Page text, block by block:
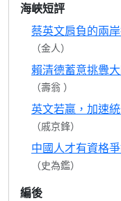
海峽短評
蔡英文肩負的兩
（金人）
賴清德蓄意挑釁
（壽翁 ）
英文若贏，加速
（戚京鋒）
中國人才有資格
（史為鑑）
編後